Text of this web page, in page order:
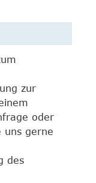
zur
oder
uns gerne
des